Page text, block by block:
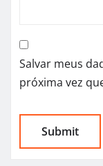
Salvar meus
próxima vez